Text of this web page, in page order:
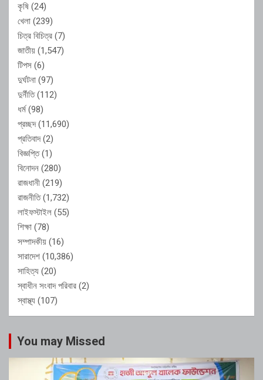
কৃষি (24)
খেলা (239)
চিত্র বিচিত্র (7)
জাতীয় (1,547)
টিপস (6)
দুর্ঘটনা (97)
দুর্নীতি(112)
ধর্ম(98)
প্রচ্ছদ(11,690)
প্রতিবাদ(2)
বিজ্ঞপ্তি(1)
বিনোদন (280)
রাজধানী (219)
রাজনীতি(1,732)
লাইফস্টাইল (55)
শিক্ষা (78)
সম্পাদকীয় (16)
সারাদেশ (10,386)
সাহিত্য (20)
স্বাধীন সংবাদ পরিবার (2)
স্বাস্থ্য (107)
You may Missed